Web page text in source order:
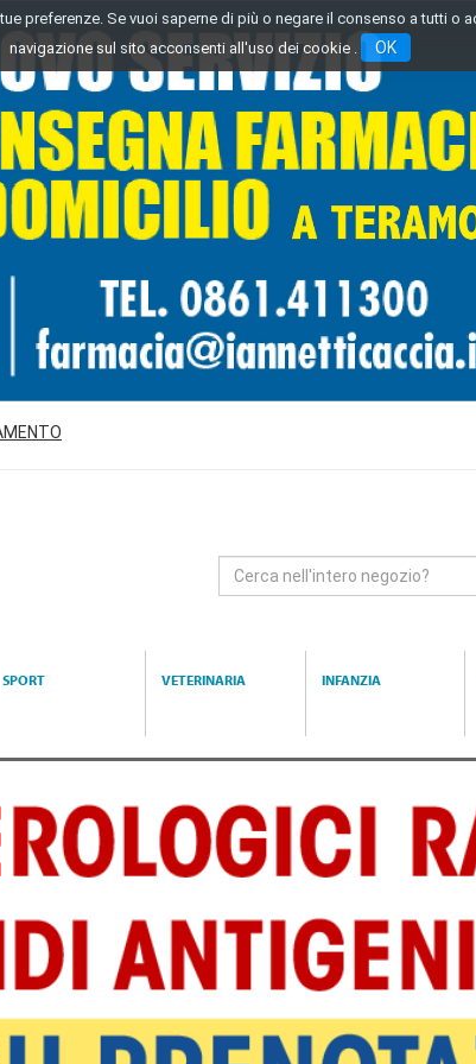
preferenze. Se vuoi saperne di più o negare il consenso a tutti o
navigazione sul sito acconsenti all'uso dei cookie .
OK
Cerca
SPORT VETERINARIA INFANZIA